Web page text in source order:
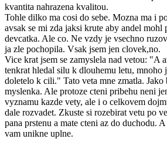
kvantita nahrazena kvalitou.
Tohle dilko ma cosi do sebe. Mozna ma i
avsak se mi zda jaksi krute aby andel mohl
devcatka. Ale co. Ne vzdy je vsechno
ja zle pochopila. Vsak jsem jen clovek,no.
Vice krat jsem se zamyslela nad vetou: "A
tenkrat hledal silu k dlouhemu letu, mnoho
doletelo k cili." Tato veta mne zmatla. Jako
myslenka. Ale protoze cteni pribehu neni
vyznamu kazde vety, ale i o celkovem
dale rozvadet. Zkuste si rozebirat vetu po
pana prstenu a mate cteni az do duchodu.
vam unikne uplne.